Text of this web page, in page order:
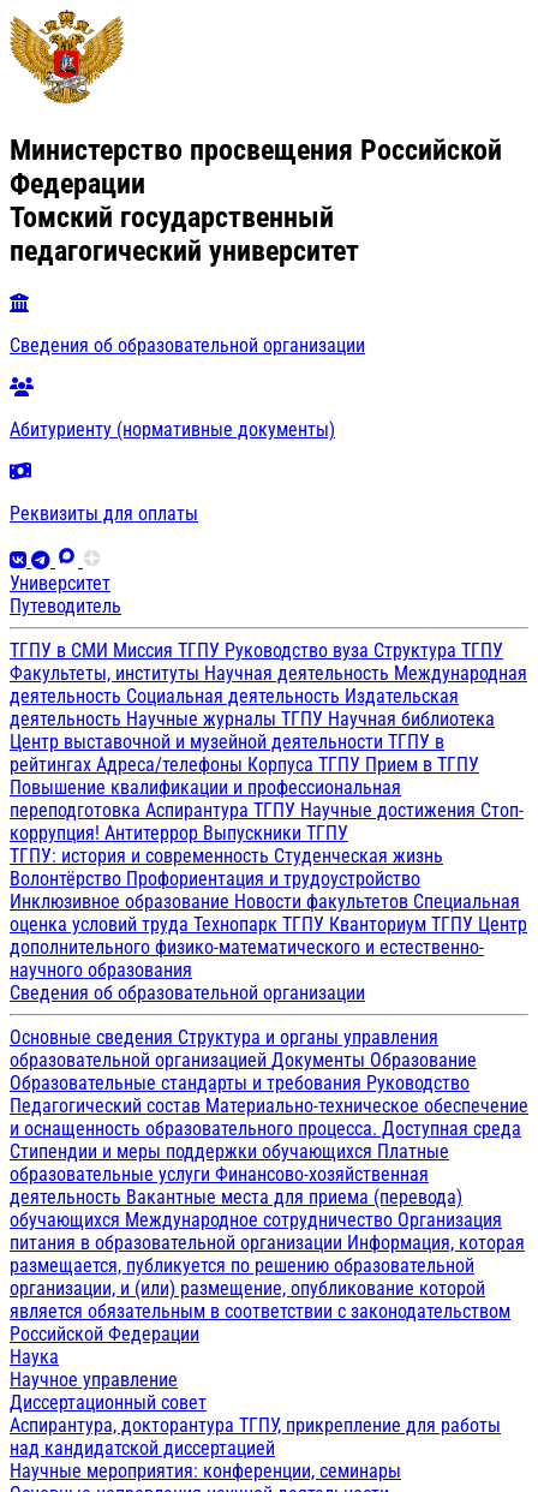
Министерство просвещения Российской
Федерации
Томский государственный
педагогический университет
Сведения об образовательной организации
Абитуриенту (нормативные документы)
Реквизиты для оплаты
Университет
Путеводитель
ТГПУ в СМИ Миссия ТГПУ Руководство вуза Структура ТГПУ
Факультеты, институты Научная деятельность Международная
деятельность Социальная деятельность Издательская
деятельность Научные журналы ТГПУ Научная библиотека
Центр выставочной и музейной деятельности ТГПУ в
рейтингах Адреса/телефоны Корпуса ТГПУ Прием в ТГПУ
Повышение квалификации и профессиональная
переподготовка Аспирантура ТГПУ Научные достижения Стоп-
коррупция! Антитеррор Выпускники ТГПУ
ТГПУ: история и современность Студенческая жизнь
Волонтёрство Профориентация и трудоустройство
Инклюзивное образование Новости факультетов Специальная
оценка условий труда Технопарк ТГПУ Кванториум ТГПУ Центр
дополнительного физико-математического и естественно-
научного образования
Сведения об образовательной организации
Основные сведения Структура и органы управления
образовательной организацией Документы Образование
Образовательные стандарты и требования Руководство
Педагогический состав Материально-техническое обеспечение
и оснащенность образовательного процесса. Доступная среда
Стипендии и меры поддержки обучающихся Платные
образовательные услуги Финансово-хозяйственная
деятельность Вакантные места для приема (перевода)
обучающихся Международное сотрудничество Организация
питания в образовательной организации Информация, которая
размещается, публикуется по решению образовательной
организации, и (или) размещение, опубликование которой
является обязательным в соответствии с законодательством
Российской Федерации
Наука
Научное управление
Диссертационный совет
Аспирантура, докторантура ТГПУ, прикрепление для работы
над кандидатской диссертацией
Научные мероприятия: конференции, семинары